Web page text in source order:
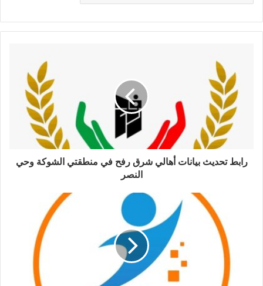
رابط تحديث بيانات أهالي شرق رفح في منطقتي الشوكة وحي
النصر